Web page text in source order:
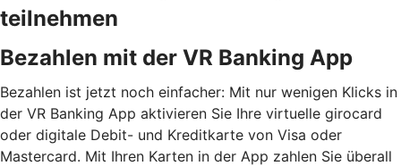
teilnehmen
Bezahlen mit der VR Banking App
Bezahlen ist jetzt noch einfacher: Mit nur wenigen Klicks in
der VR Banking App aktivieren Sie Ihre virtuelle girocard
oder digitale Debit- und Kreditkarte von Visa oder
Mastercard. Mit Ihren Karten in der App zahlen Sie überall